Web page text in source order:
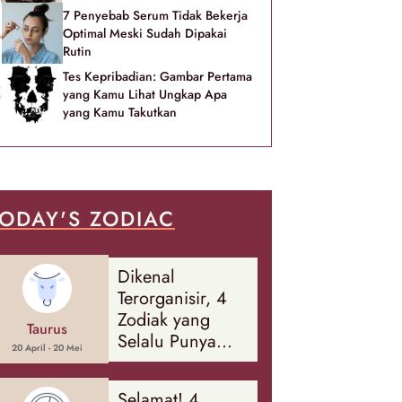
7 Penyebab Serum Tidak Bekerja
Optimal Meski Sudah Dipakai
Rutin
Tes Kepribadian: Gambar Pertama
yang Kamu Lihat Ungkap Apa
yang Kamu Takutkan
ZODIAC
Taurus
20 April - 20 Mei
Dikenal
Terorganisir, 4
Zodiak yang
Selalu Punya
Rencana
Cadangan Soal